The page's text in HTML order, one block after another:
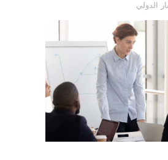
الدولي